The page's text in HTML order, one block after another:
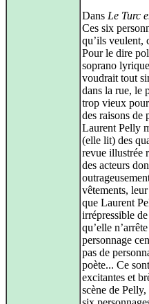
Dans Le Turc
Ces six
qu’ils veulent,
Pour le dire
soprano
voudrait tout
dans la rue, le
trop vieux
des raisons de
Laurent Pelly
(elle lit) des
revue illustrée
des acteurs
vêtements,
que Laurent
irrépressible
qu’elle
personnage
pas de
poète... Ce
excitantes et
scène de